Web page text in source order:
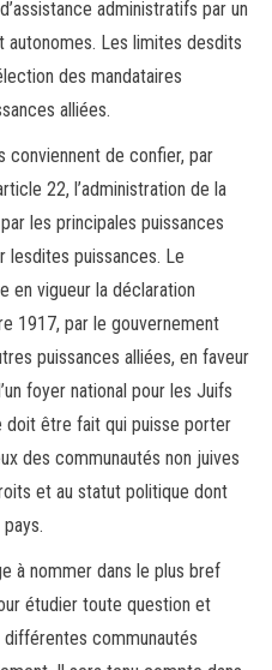
administratifs par un
autonomes. Les limites desdits
des mandataires
alliées.
conviennent de confier, par
22, l’administration de la
les principales puissances
lesdites puissances. Le
en vigueur la déclaration
1917, par le gouvernement
puissances alliées, en faveur
foyer national pour les Juifs
doit être fait qui puisse porter
des communautés non juives
et au statut politique dont
à nommer dans le plus bref
étudier toute question et
communautés